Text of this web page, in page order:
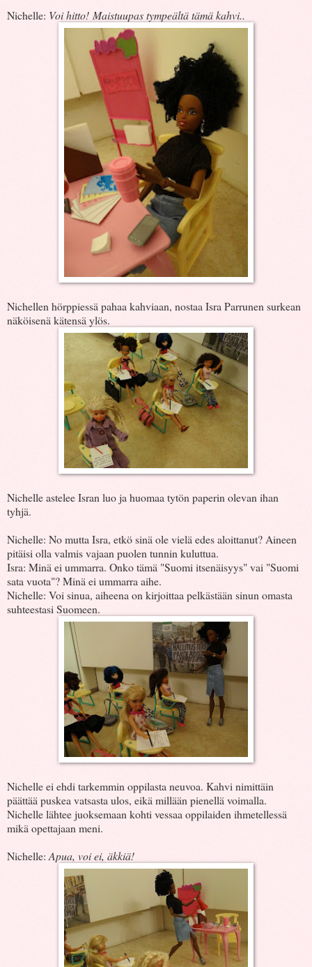
Nichelle: Voi hitto! Maistuupas tympeältä tämä kahvi..
Nichellen hörppiessä pahaa kahviaan, nostaa Isra Parrunen surkean
näköisenä kätensä ylös.
Nichelle astelee Isran luo ja huomaa tytön paperin olevan ihan
tyhjä.
Nichelle: No mutta Isra, etkö sinä ole vielä edes aloittanut? Aineen
pitäisi olla valmis vajaan puolen tunnin kuluttua.
Isra: Minä ei ummarra. Onko tämä "Suomi itsenäisyys" vai "Suomi
sata vuota"? Minä ei ummarra aihe.
Nichelle: Voi sinua, aiheena on kirjoittaa pelkästään sinun omasta
suhteestasi Suomeen.
Nichelle ei ehdi tarkemmin oppilasta neuvoa. Kahvi nimittäin
päättää puskea vatsasta ulos, eikä millään pienellä voimalla.
Nichelle lähtee juoksemaan kohti vessaa oppilaiden ihmetellessä
mikä opettajaan meni.
Nichelle: Apua, voi ei, äkkiä!